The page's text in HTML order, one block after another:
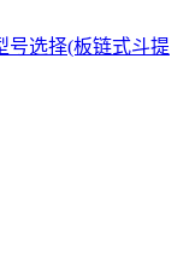
号选择(板链式斗提